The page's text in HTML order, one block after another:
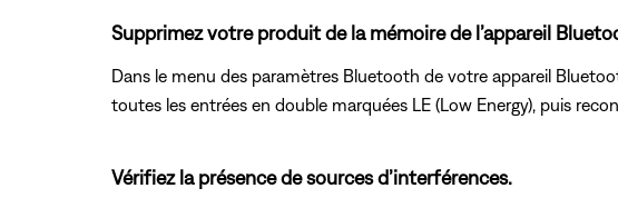
Supprimez votre produit de la mémoire de l’appareil
Dans le menu des paramètres Bluetooth de votre appareil
toutes les entrées en double marquées LE (Low Energy), puis
Vérifiez la présence de sources d’interférences.